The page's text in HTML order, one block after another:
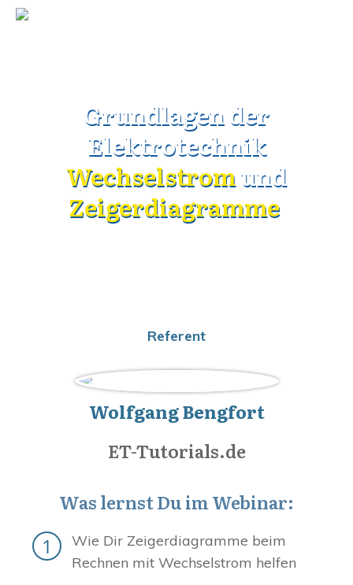
Grundlagen der
Elektrotechnik
Wechselstromund
Zeigerdiagramme
Referent
Wolfgang Bengfort
ET-Tutorials.de
Was lernst Du im Webinar:
Wie Dir Zeigerdiagramme beim
Rechnen mit Wechselstrom helfen